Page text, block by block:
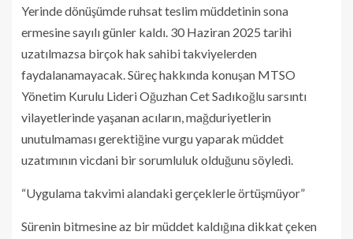
Yerinde dönüşümde ruhsat teslim müddetinin sona
ermesine sayılı günler kaldı. 30 Haziran 2025 tarihi
uzatılmazsa birçok hak sahibi takviyelerden
faydalanamayacak. Süreç hakkında konuşan MTSO
Yönetim Kurulu Lideri Oğuzhan Cet Sadıkoğlu sarsıntı
vilayetlerinde yaşanan acıların, mağduriyetlerin
unutulmaması gerektiğine vurgu yaparak müddet
uzatımının vicdani bir sorumluluk olduğunu söyledi.
“Uygulama takvimi alandaki gerçeklerle örtüşmüyor”
Sürenin bitmesine az bir müddet kaldığına dikkat çeken